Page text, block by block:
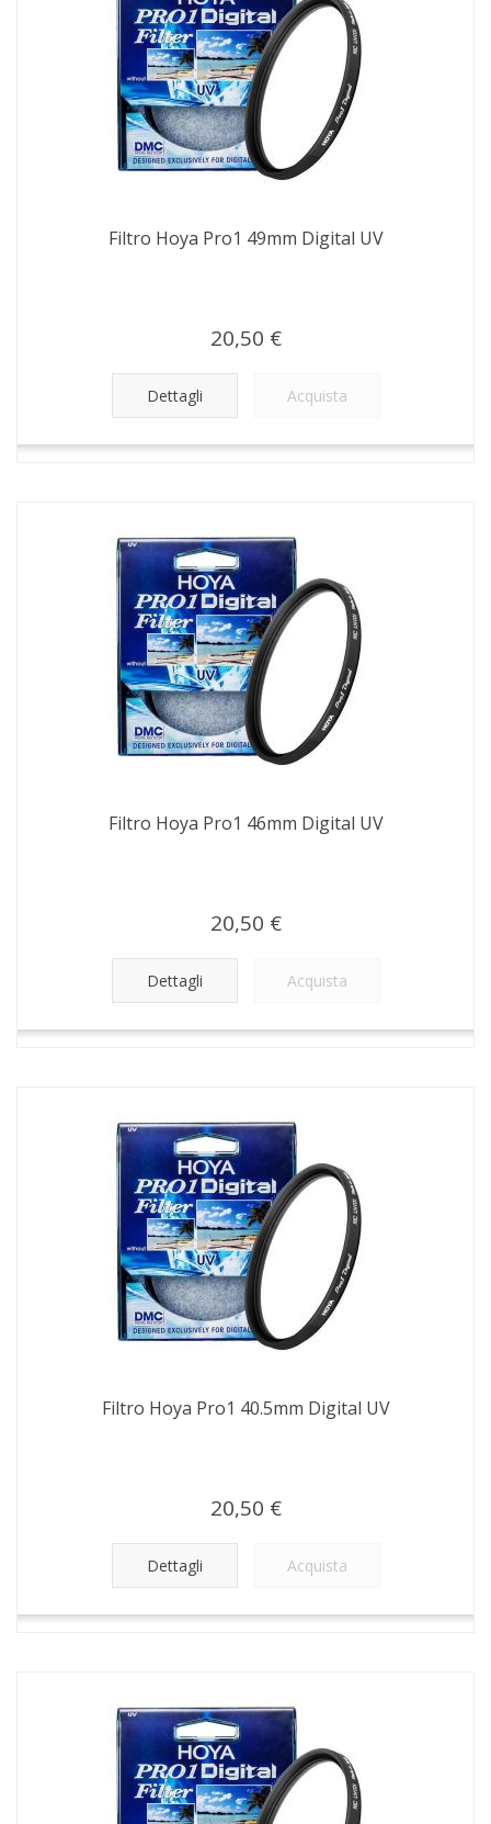
Filtro Hoya Pro1 49mm Digital UV
20,50 €
Dettagli Acquista
Filtro Hoya Pro1 46mm Digital UV
20,50 €
Dettagli Acquista
Filtro Hoya Pro1 40.5mm Digital UV
20,50 €
Dettagli Acquista